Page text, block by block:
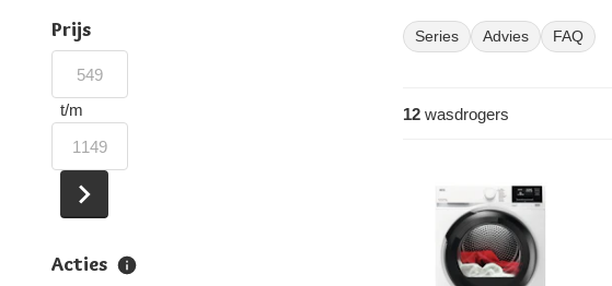
warmtepompdroger is.
Series Advies FAQ
12wasdrogers
Prijs
t/m
Acties